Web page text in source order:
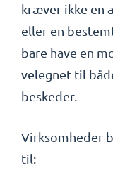
kræver ikke en
eller en
bare have en
velegnet til
beskeder.
Virksomheder
til: